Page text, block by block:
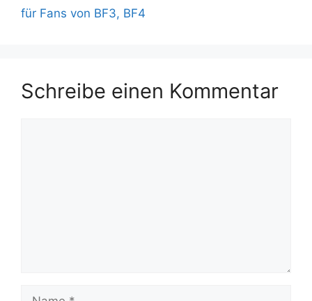
für Fans von BF3, BF4
Schreibe einen Kommentar